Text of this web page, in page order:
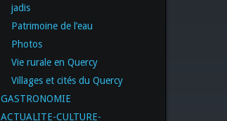
jadis
Patrimoine de l’eau
Photos
Vie rurale en Quercy
Villages et cités du Quercy
GASTRONOMIE
ACTUALITE-CULTURE-